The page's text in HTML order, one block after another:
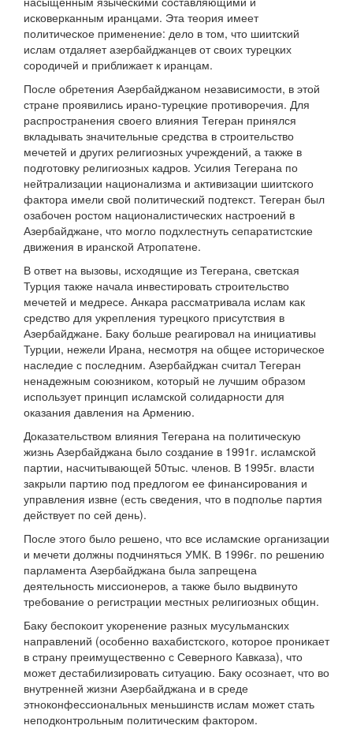
исковерканным иранцами. Эта теория имеет
политическое применение: дело в том, что шиитский
ислам отдаляет азербайджанцев от своих турецких
сородичей и приближает к иранцам.
После обретения Азербайджаном независимости, в этой
стране проявились ирано-турецкие противоречия. Для
распространения своего влияния Тегеран принялся
вкладывать значительные средства в строительство
мечетей и других религиозных учреждений, а также в
подготовку религиозных кадров. Усилия Тегерана по
нейтрализации национализма и активизации шиитского
фактора имели свой политический подтекст. Тегеран был
озабочен ростом националистических настроений в
Азербайджане, что могло подхлестнуть сепаратистские
движения в иранской Атропатене.
В ответ на вызовы, исходящие из Тегерана, светская
Турция также начала инвестировать строительство
мечетей и медресе. Анкара рассматривала ислам как
средство для укрепления турецкого присутствия в
Азербайджане. Баку больше реагировал на инициативы
Турции, нежели Ирана, несмотря на общее историческое
наследие с последним. Азербайджан считал Тегеран
ненадежным союзником, который не лучшим образом
использует принцип исламской солидарности для
оказания давления на Армению.
Доказательством влияния Тегерана на политическую
жизнь Азербайджана было создание в 1991г. исламской
партии, насчитывающей 50тыс. членов. В 1995г. власти
закрыли партию под предлогом ее финансирования и
управления извне (есть сведения, что в подполье партия
действует по сей день).
После этого было решено, что все исламские организации
и мечети должны подчиняться УМК. В 1996г. по решению
парламента Азербайджана была запрещена
деятельность миссионеров, а также было выдвинуто
требование о регистрации местных религиозных общин.
Баку беспокоит укоренение разных мусульманских
направлений (особенно вахабистского, которое проникает
в страну преимущественно с Северного Кавказа), что
может дестабилизировать ситуацию. Баку осознает, что во
внутренней жизни Азербайджана и в среде
этноконфессиональных меньшинств ислам может стать
неподконтрольным политическим фактором.